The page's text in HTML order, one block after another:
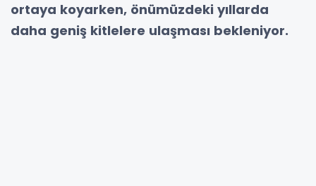
ortaya koyarken, önümüzdeki yıllarda
daha geniş kitlelere ulaşması bekleniyor.